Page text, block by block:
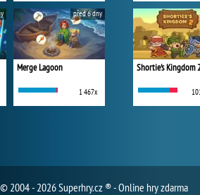
Merge Lagoon
1 467x
před 6 dny
Shortie's Kingdom
© 2004 - 2026 Superhry.cz ® - Online hry zdarma